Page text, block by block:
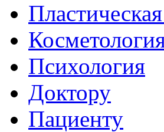
Психология
Доктору
Пациенту